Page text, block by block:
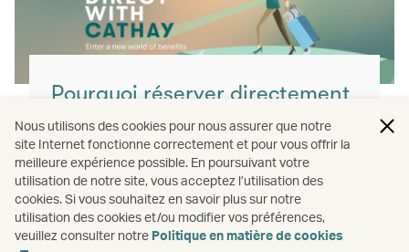
Pourquoi réserver directement
avec nous ?
Vous obtiendrez le meilleur rapport qualité-
prix, la plus grande flexibilité et voyagerez en
toute sérénité en réservant avec nous.
Nous utilisons des cookies pour nous assurer que notre
site Internet fonctionne correctement et pour vous offrir la
meilleure expérience possible. En poursuivant votre
utilisation de notre site, vous acceptez l’utilisation des
cookies. Si vous souhaitez en savoir plus sur notre
utilisation des cookies et/ou modifier vos préférences,
veuillez consulter notre Politique en matière de cookies